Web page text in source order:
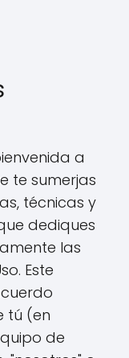
a
te sumerjas
técnicas y
dediques
las
Este
tú (en
de